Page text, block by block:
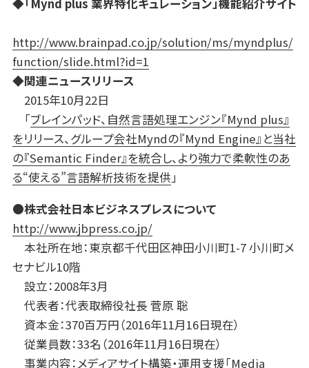
◆「Mynd plus 業界特化キュレーション」機能紹介サイト
http://www.brainpad.co.jp/solution/ms/myndplus/
function/slide.html?id=1
◆関連ニュースリリース
2015年10月22日
「ブレインパッド、自然言語処理エンジン『Mynd plus』
をリリース、グループ会社Myndの『Mynd Engine』と当社
の『Semantic Finder』を統合し、より強力で柔軟性のあ
る“使える”言語解析技術を提供」
●株式会社日本ビジネスプレスについて
http://www.jbpress.co.jp/
本社所在地：東京都千代田区神田小川町1-7 小川町メ
セナビル10階
設立：2008年3月
代表者：代表取締役社長 菅原 聡
資本金：370百万円（2016年11月16日現在）
従業員数：33名（2016年11月16日現在）
事業内容：メディアサイト構築・運用支援「Media